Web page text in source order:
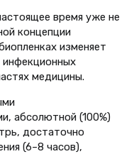
время уже не
концепции
изменяет
медицины.
абсолютной (100%)
достаточно
(6–8 часов),